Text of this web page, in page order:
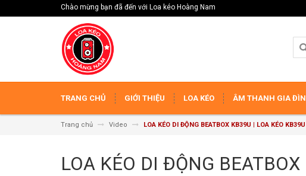
Chào mừng bạn đã đến với Loa kéo Hoàng Nam
TRANG CHỦ GIỚI THIỆU LOA KÉO ÂM THANH GIA
Trang chủ Video LOA KÉO DI ĐỘNG BEATBOX KB39U | LOA KÉO KB39U
LOA KÉO DI ĐỘNG